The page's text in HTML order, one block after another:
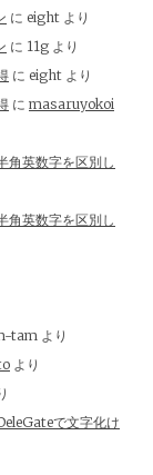
に eight より
に 11g より
に eight より
に masaruyokoi
角英数字を区別し
角英数字を区別し
tam より
より
で文字化け